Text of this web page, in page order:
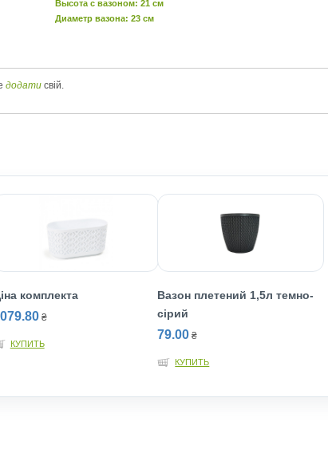
Высота c вазоном: 21 см
Диаметр вазона: 23 см
додати свій.
комплекта
₴
КУПИТЬ
Вазон плетений 1,5л темно-
сірий
79.00 ₴
КУПИТЬ